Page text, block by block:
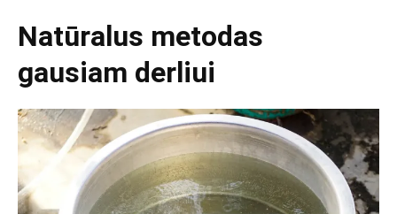
Natūralus metodas
gausiam derliui